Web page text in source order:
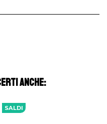
ANCHE:
SALDI